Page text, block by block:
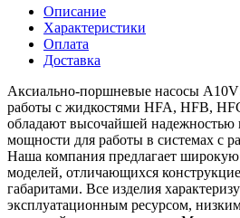
Описание
Характеристики
Оплата
Доставка
Аксиально-поршневые насосы
работы с жидкостями HFA, HFB,
обладают высочайшей надежностью
мощности для работы в системах с
Наша компания предлагает
моделей, отличающихся
габаритами. Все изделия
эксплуатационным ресурсом,